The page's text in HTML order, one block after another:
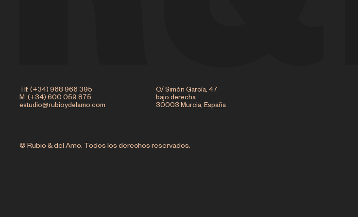
Tlf. (+34) 968 966 395
M. (+34) 600 059 875
estudio@rubioydelamo.com
C/ Simón García, 47
bajo derecha
30003 Murcia, España
© Rubio & del Amo. Todos los derechos reservados.